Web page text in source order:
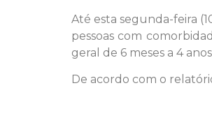
Até esta segunda-feira
pessoas com
geral de 6 meses a 4
De acordo com o